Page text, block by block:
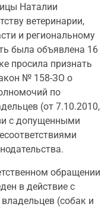
Наталии
ветеринарии,
и региональному
была объявлена 16
просила признать
№ 158-ЗО о
по
(от 7.10.2010,
с допущенными
обращении
в действие с
(собак и